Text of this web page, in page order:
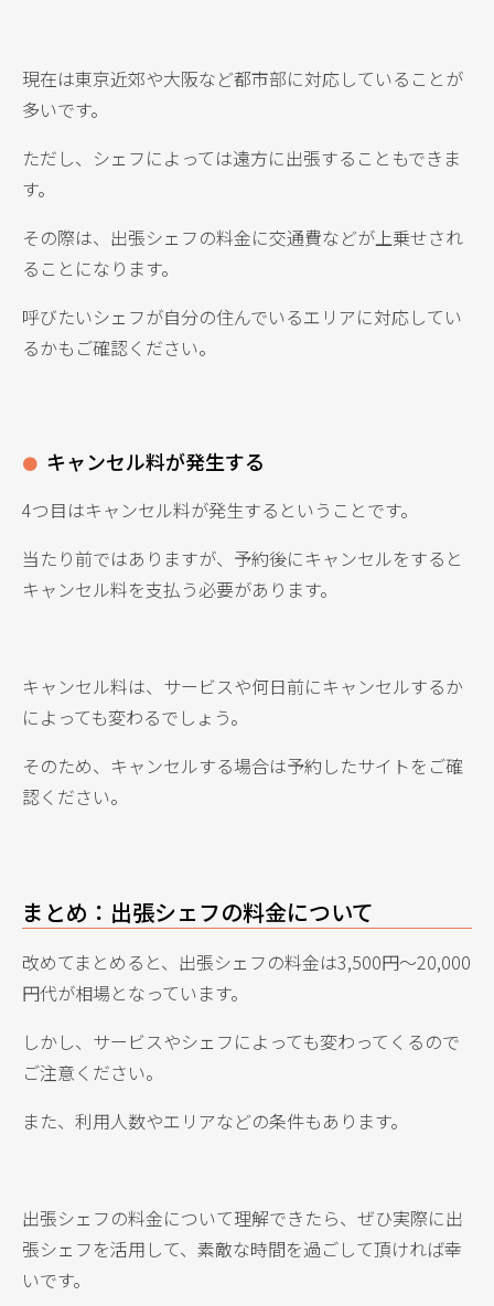
現在は東京近郊や大阪など都市部に対応していることが
多いです。
ただし、シェフによっては遠方に出張することもできま
す。
その際は、出張シェフの料金に交通費などが上乗せされ
ることになります。
呼びたいシェフが自分の住んでいるエリアに対応してい
るかもご確認ください。
キャンセル料が発生する
4つ目はキャンセル料が発生するということです。
当たり前ではありますが、予約後にキャンセルをすると
キャンセル料を支払う必要があります。
キャンセル料は、サービスや何日前にキャンセルするか
によっても変わるでしょう。
そのため、キャンセルする場合は予約したサイトをご確
認ください。
まとめ：出張シェフの料金について
改めてまとめると、出張シェフの料金は3,500円〜20,000
円代が相場となっています。
しかし、サービスやシェフによっても変わってくるので
ご注意ください。
また、利用人数やエリアなどの条件もあります。
出張シェフの料金について理解できたら、ぜひ実際に出
張シェフを活用して、素敵な時間を過ごして頂ければ幸
いです。